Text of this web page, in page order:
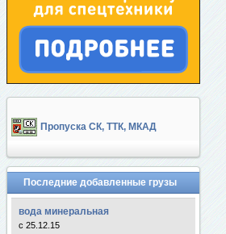
Пропуска СК, ТТК, МКАД
Последние добавленные грузы
вода минеральная
с 25.12.15